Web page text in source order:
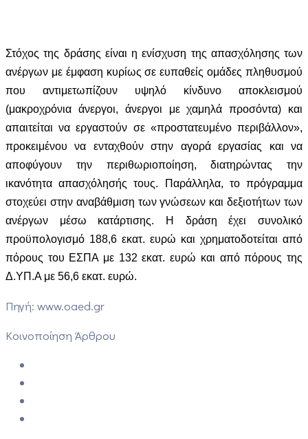
Στόχος της δράσης είναι η ενίσχυση της απασχόλησης των
ανέργων με έμφαση κυρίως σε ευπαθείς ομάδες πληθυσμού
που αντιμετωπίζουν υψηλό κίνδυνο αποκλεισμού
(μακροχρόνια άνεργοι, άνεργοι με χαμηλά προσόντα) και
απαιτείται να εργαστούν σε «προστατευμένο περιβάλλον»,
προκειμένου να ενταχθούν στην αγορά εργασίας και να
αποφύγουν την περιθωριοποίηση, διατηρώντας την
ικανότητα απασχόλησής τους. Παράλληλα, το πρόγραμμα
στοχεύει στην αναβάθμιση των γνώσεων και δεξιοτήτων των
ανέργων μέσω κατάρτισης. Η δράση έχει συνολικό
προϋπολογισμό 188,6 εκατ. ευρώ και χρηματοδοτείται από
πόρους του ΕΣΠΑ με 132 εκατ. ευρώ και από πόρους της
Δ.ΥΠ.Α με 56,6 εκατ. ευρώ.
Πηγή: www.oaed.gr
Κοινοποίηση Άρθρου